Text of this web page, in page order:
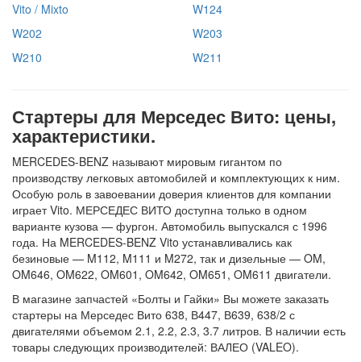
Vito / Mixto
W124
W202
W203
W210
W211
Стартеры для Мерседес Вито: цены,
характеристики.
MERCEDES-BENZ называют мировым гигантом по
производству легковых автомобилей и комплектующих к ним.
Особую роль в завоевании доверия клиентов для компании
играет Vito. МЕРСЕДЕС ВИТО доступна только в одном
варианте кузова — фургон. Автомобиль выпускался с 1996
года. На MERCEDES-BENZ Vito устанавливались как
безиновые — M112, M111 и M272, так и дизельные — OM,
OM646, OM622, OM601, OM642, OM651, OM611 двигатели.
В магазине запчастей «Болты и Гайки» Вы можете заказать
стартеры на Мерседес Вито 638, В447, В639, 638/2 с
двигателями объемом 2.1, 2.2, 2.3, 3.7 литров. В наличии есть
товары следующих производителей: ВАЛЕО (VALEO).